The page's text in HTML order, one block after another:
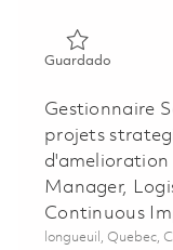
Guardado
Gestionnaire
projets
Manager,
Continuous
Ubicación
longueuil, Quebec,